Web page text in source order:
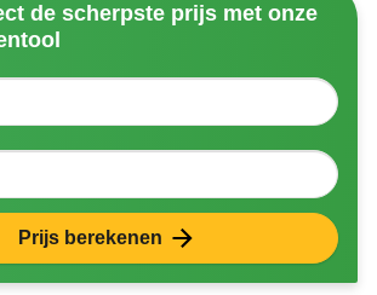
de scherpste prijs met onze
meter
Prijs berekenen